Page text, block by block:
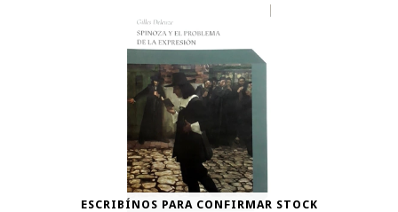
ESCRIBÍNOS PARA CONFIRMAR STOCK